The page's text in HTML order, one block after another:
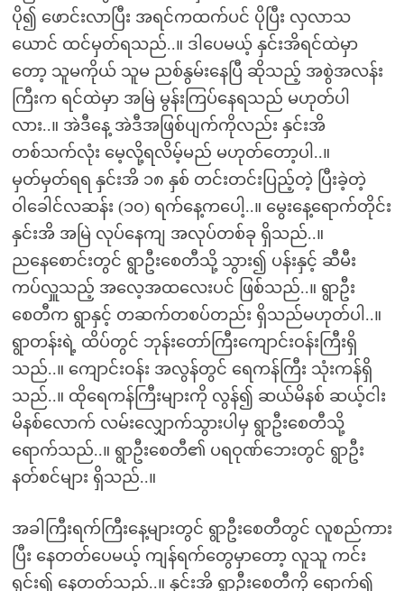
ပို၍ ဖောင်းလာပြီး အရင်ကထက်ပင် ပိုပြီး လှလာသ
ယောင် ထင်မှတ်ရသည်..။ ဒါပေမယ့် နှင်းအိရင်ထဲမှာ
တော့ သူမကိုယ် သူမ ညစ်နွမ်းနေပြီ ဆိုသည့် အစွဲအလန်း
ကြီးက ရင်ထဲမှာ အမြဲ မွန်းကြပ်နေရသည် မဟုတ်ပါ
လား..။ အဲဒီနေ့ အဲဒီအဖြစ်ပျက်ကိုလည်း နှင်းအိ
တစ်သက်လုံး မေ့လို့ရလိမ့်မည် မဟုတ်တော့ပါ..။
မှတ်မှတ်ရရ နှင်းအိ ၁၈ နှစ် တင်းတင်းပြည့်တဲ့ ပြီးခဲ့တဲ့
ဝါခေါင်လဆန်း (၁၀) ရက်နေ့ကပေါ့..။ မွေးနေ့ရောက်တိုင်း
နှင်းအိ အမြဲ လုပ်နေကျ အလုပ်တစ်ခု ရှိသည်..။
ညနေစောင်းတွင် ရွာဦးစေတီသို့ သွား၍ ပန်းနှင့် ဆီမီး
ကပ်လှူသည့် အလေ့အထလေးပင် ဖြစ်သည်..။ ရွာဦး
စေတီက ရွာနှင့် တဆက်တစပ်တည်း ရှိသည်မဟုတ်ပါ..။
ရွာတန်းရဲ့ ထိပ်တွင် ဘုန်းတော်ကြီးကျောင်းဝန်းကြီးရှိ
သည်..။ ကျောင်းဝန်း အလွန်တွင် ရေကန်ကြီး သုံးကန်ရှိ
သည်..။ ထိုရေကန်ကြီးများကို လွန်၍ ဆယ်မိနစ် ဆယ့်ငါး
မိနစ်လောက် လမ်းလျှောက်သွားပါမှ ရွာဦးစေတီသို့
ရောက်သည်..။ ရွာဦးစေတီ၏ ပရဝုဏ်ဘေးတွင် ရွာဦး
နတ်စင်များ ရှိသည်..။
အခါကြီးရက်ကြီးနေ့များတွင် ရွာဦးစေတီတွင် လူစည်ကား
ပြီး နေတတ်ပေမယ့် ကျန်ရက်တွေမှာတော့ လူသူ ကင်း
ရှင်း၍ နေတတ်သည်..။ နှင်းအိ ရွာဦးစေတီကို ရောက်၍